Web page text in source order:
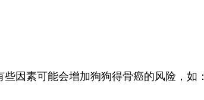
因素可能会增加狗狗得骨癌的风险，如：